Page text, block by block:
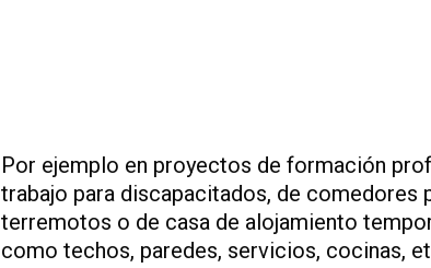
Por ejemplo en proyectos de formación
trabajo para discapacitados, de comedores
terremotos o de casa de alojamiento
como techos, paredes, servicios, cocinas,